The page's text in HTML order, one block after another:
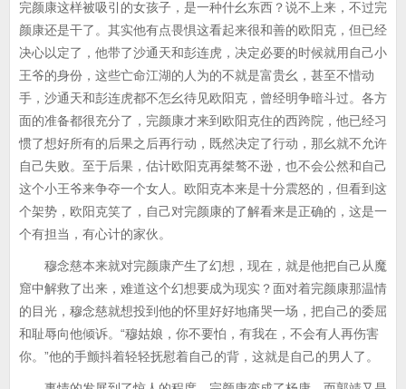
完颜康这样被吸引的女孩子，是一种什幺东西？说不上来，不过完
颜康还是干了。其实他有点畏惧这看起来很和善的欧阳克，但已经
决心以定了，他带了沙通天和彭连虎，决定必要的时候就用自己小
王爷的身份，这些亡命江湖的人为的不就是富贵幺，甚至不惜动
手，沙通天和彭连虎都不怎幺待见欧阳克，曾经明争暗斗过。各方
面的准备都很充分了，完颜康才来到欧阳克住的西跨院，他已经习
惯了想好所有的后果之后再行动，既然决定了行动，那幺就不允许
自己失败。至于后果，估计欧阳克再桀骜不逊，也不会公然和自己
这个小王爷来争夺一个女人。欧阳克本来是十分震怒的，但看到这
个架势，欧阳克笑了，自己对完颜康的了解看来是正确的，这是一
个有担当，有心计的家伙。
穆念慈本来就对完颜康产生了幻想，现在，就是他把自己从魔
窟中解救了出来，难道这个幻想要成为现实？面对着完颜康那温情
的目光，穆念慈就想投到他的怀里好好地痛哭一场，把自己的委屈
和耻辱向他倾诉。“穆姑娘，你不要怕，有我在，不会有人再伤害
你。”他的手颤抖着轻轻抚慰着自己的背，这就是自己的男人了。